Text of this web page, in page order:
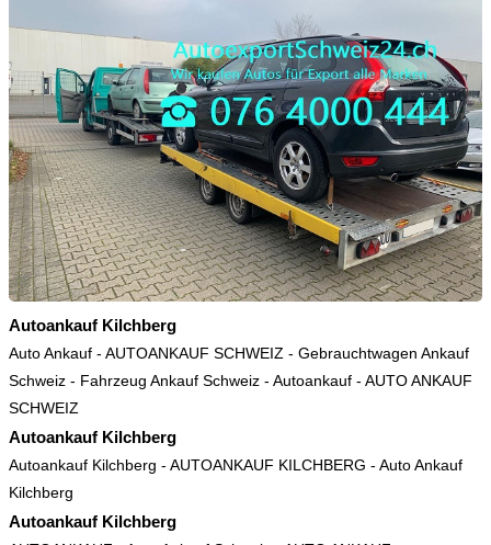
Autoankauf Kilchberg
Auto Ankauf - AUTOANKAUF SCHWEIZ - Gebrauchtwagen Ankauf
Schweiz - Fahrzeug Ankauf Schweiz - Autoankauf - AUTO ANKAUF
SCHWEIZ
Autoankauf Kilchberg
Autoankauf Kilchberg - AUTOANKAUF KILCHBERG - Auto Ankauf
Kilchberg
Autoankauf Kilchberg